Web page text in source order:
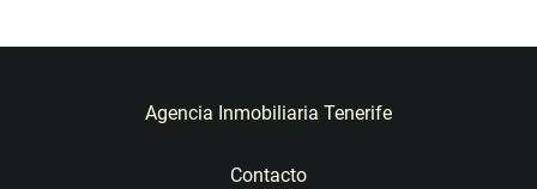
Agencia Inmobiliaria Tenerife
Contacto